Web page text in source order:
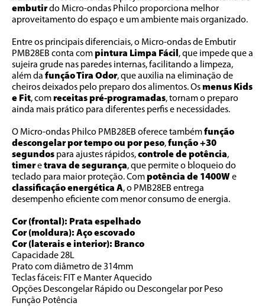
embutir do Micro-ondas Philco proporciona melhor
aproveitamento do espaço e um ambiente mais organizado.
Entre os principais diferenciais, o Micro-ondas de Embutir
PMB28EB conta com pintura Limpa Fácil , que impede que a
sujeira grude nas paredes internas, facilitando a limpeza,
além da função Tira Odor, que auxilia na eliminação de
cheiros deixados pelo preparo dos alimentos. Os menus Kids
e Fit, com receitas pré-programadas, tornam o preparo
ainda mais prático para diferentes perfis e necessidades.
O Micro-ondas Philco PMB28EB oferece também função
descongelar por tempo ou por peso, função +30
segundos para ajustes rápidos, controle de potência
timer e trava de segurança, que permite o bloqueio do
teclado para maior proteção. Com potência de 1400W
classificação energética A, o PMB28EB entrega
desempenho eficiente com menor consumo de energia.
Cor (frontal): Prata espelhado
Cor (moldura): Aço escovado
Cor (laterais e interior): Branco
Capacidade 28L
Prato com diâmetro de 314mm
Teclas fáceis: FIT e Manter Aquecido
Opções Descongelar Rápido ou Descongelar por Peso
Função Potência